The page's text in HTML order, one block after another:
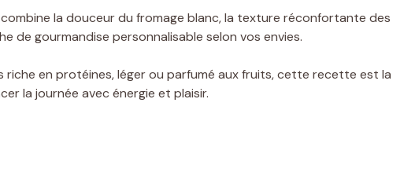
combine la douceur du fromage blanc, la texture réconfortante des
de gourmandise personnalisable selon vos envies.
riche en protéines, léger ou parfumé aux fruits, cette recette est la
la journée avec énergie et plaisir.